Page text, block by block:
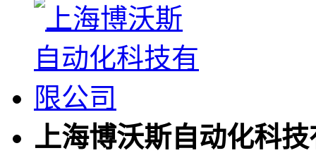
上海博沃斯自动化科